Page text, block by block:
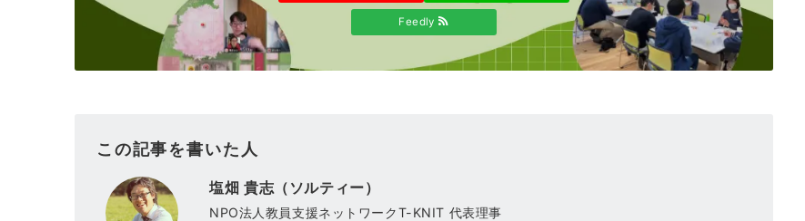
Feedly
この記事を書いた人
塩畑 貴志（ソルティー）
NPO法人教員支援ネットワークT-KNIT 代表理事